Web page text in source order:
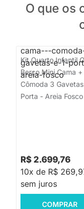
O que os
Kit Quarto Infantil
Berço Mini Cama +
Cômoda 3 Gavetas
Porta - Areia Fosco
R$ 2.699,76
10x de R$
sem juros
COMPRAR